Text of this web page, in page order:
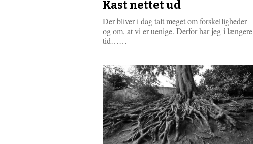
maj
2026
Kast nettet ud
Der bliver i dag talt meget om forskelligheder
og om, at vi er uenige. Derfor har jeg i længere
tid……
s
m
e
r
e